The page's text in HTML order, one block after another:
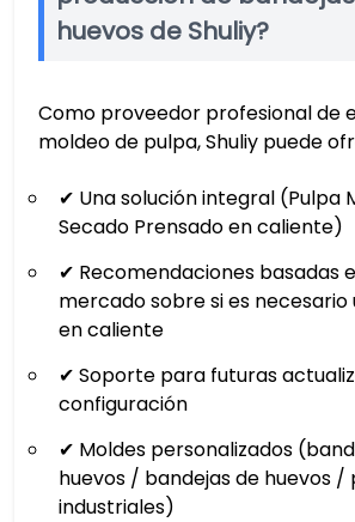
huevos de Shuliy?
Como proveedor profesional de
moldeo de pulpa, Shuliy puede
✔ Una solución integral (Pulpa
Secado Prensado en caliente)
✔ Recomendaciones basadas
mercado sobre si es necesario
en caliente
✔ Soporte para futuras
configuración
✔ Moldes personalizados
huevos / bandejas de huevos /
industriales)